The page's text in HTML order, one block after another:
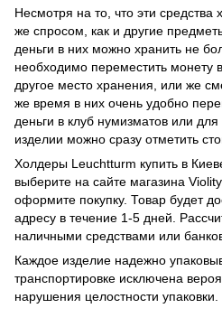
Несмотря на то, что эти средства
же спросом, как и другие
деньги в них можно хранить не
необходимо переместить монету
другое место хранения, или же
же время в них очень удобно
деньги в клуб нумизматов или
изделии можно сразу отметить
Холдеры Leuchtturm купить в
выберите на сайте магазина
оформите покупку. Товар будет
адресу в течение 1-5 дней.
наличными средствами или
Каждое изделие надежно
транспортировке исключена
нарушения целостности упаковки.